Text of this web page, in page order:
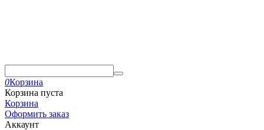
0Корзина
Корзина пуста
Корзина
Оформить заказ
Аккаунт